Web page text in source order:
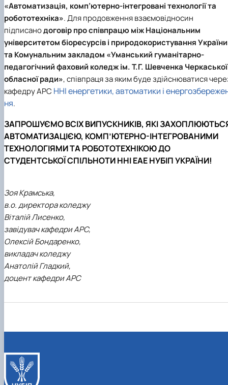
«Автоматизація, комп’ютерно-інтегровані технології та
робототехніка». Для продовження взаємовідносин
підписанодоговір про співпрацю між Національним
університетом біоресурсів і природокористування України
та Комунальним закладом «Уманський гуманітарно-
педагогічний фаховий коледж ім. Т.Г. Шевченка Черкаської
обласної ради», співпраця за яким буде здійснюватися
кафедру АРС ННІ енергетики, автоматики і
ня.
ЗАПРОШУЄМО ВСІХ ВИПУСКНИКІВ, ЯКІ
АВТОМАТИЗАЦІЄЮ, КОМП’ЮТЕРНО-ІНТЕГРОВАНИМИ
ТЕХНОЛОГІЯМИ ТА РОБОТОТЕХНІКОЮ ДО
СТУДЕНТСЬКОЇ СПІЛЬНОТИ ННІ ЕАЕ НУБІП УКРАЇНИ!
Зоя Крамська,
в.о. директора коледжу
Віталій Лисенко,
завідувач кафедри АРС,
Олексій Бондаренко,
викладач коледжу
Анатолій Гладкий,
доцент кафедри АРС